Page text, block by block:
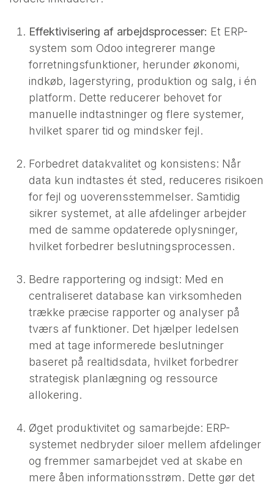
Effektivisering af arbejdsprocesser: Et ERP-
system som Odoo integrerer mange
forretningsfunktioner, herunder økonomi,
indkøb, lagerstyring, produktion og salg, i én
platform. Dette reducerer behovet for
manuelle indtastninger og flere systemer,
hvilket sparer tid og mindsker fejl.
Forbedret datakvalitet og konsistens: Når
data kun indtastes ét sted, reduceres risikoen
for fejl og uoverensstemmelser. Samtidig
sikrer systemet, at alle afdelinger arbejder
med de samme opdaterede oplysninger,
hvilket forbedrer beslutningsprocessen.
Bedre rapportering og indsigt: Med en
centraliseret database kan virksomheden
trække præcise rapporter og analyser på
tværs af funktioner. Det hjælper ledelsen
med at tage informerede beslutninger
baseret på realtidsdata, hvilket forbedrer
strategisk planlægning og ressource
allokering.
Øget produktivitet og samarbejde: ERP-
systemet nedbryder siloer mellem afdelinger
og fremmer samarbejdet ved at skabe en
mere åben informationsstrøm. Dette gør det